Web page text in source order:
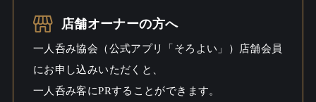
一人呑み店舗オーナーの方へ
一人呑み協会（公式アプリ「そろよい」）店舗会員
にお申し込みいただくと、
一人呑み客にPRすることができます。